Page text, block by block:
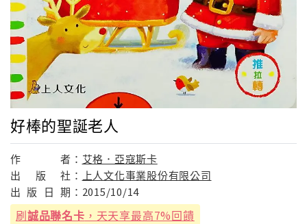
好棒的聖誕老人
作 者： 艾格．亞寇斯卡
出
版 社：
上人文化事業股份有限公司
出 版 日 期： 2015/10/14
刷誠品聯名卡 ，天天享最高7%回饋